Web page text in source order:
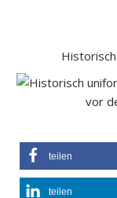
vor
teilen
teilen